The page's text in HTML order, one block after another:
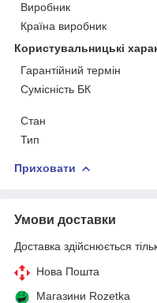
Виробник
Країна виробник
Користувальницькі
Гарантійний термін
Сумісність БК
Стан
Тип
Приховати
Умови доставки
Доставка здійснюється
Нова Пошта
Магазини Rozetka